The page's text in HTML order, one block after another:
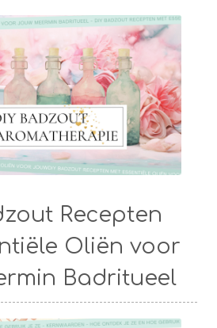
Recepten
Oliën voor
Badritueel